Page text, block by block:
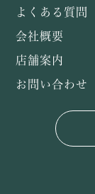
よくある質問
会社概要
店舗案内
お問い合わせ